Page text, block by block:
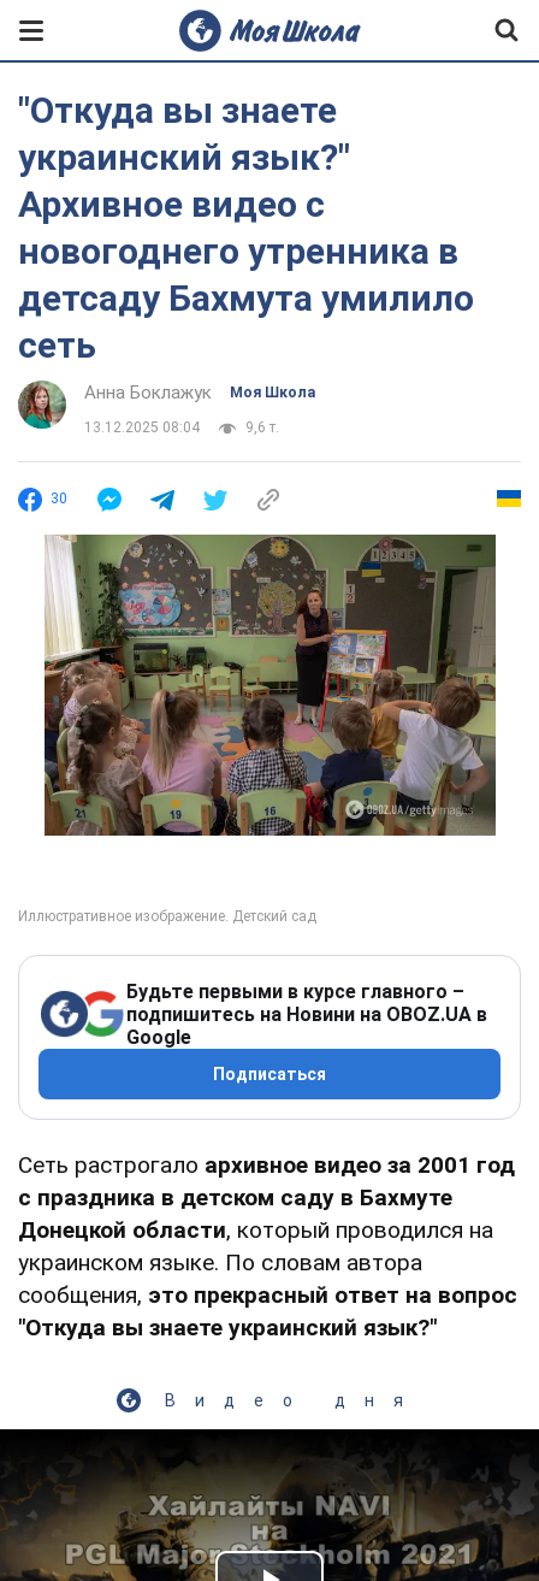
"Откуда вы знаете
украинский язык?"
Архивное видео с
новогоднего утренника в
детсаду Бахмута умилило
сеть
Анна Боклажук Моя Школа
13.12.2025 08:04 9,6 т.
30
Будьте первыми в курсе главного –
подпишитесь на Новини на OBOZ.UA в
Google
Подписаться
Сеть растрогало архивное видео за 2001 год
с праздника в детском саду в Бахмуте
Донецкой области, который проводился на
украинском языке. По словам автора
сообщения, это прекрасный ответ на вопрос
"Откуда вы знаете украинский язык?"
Видео дня